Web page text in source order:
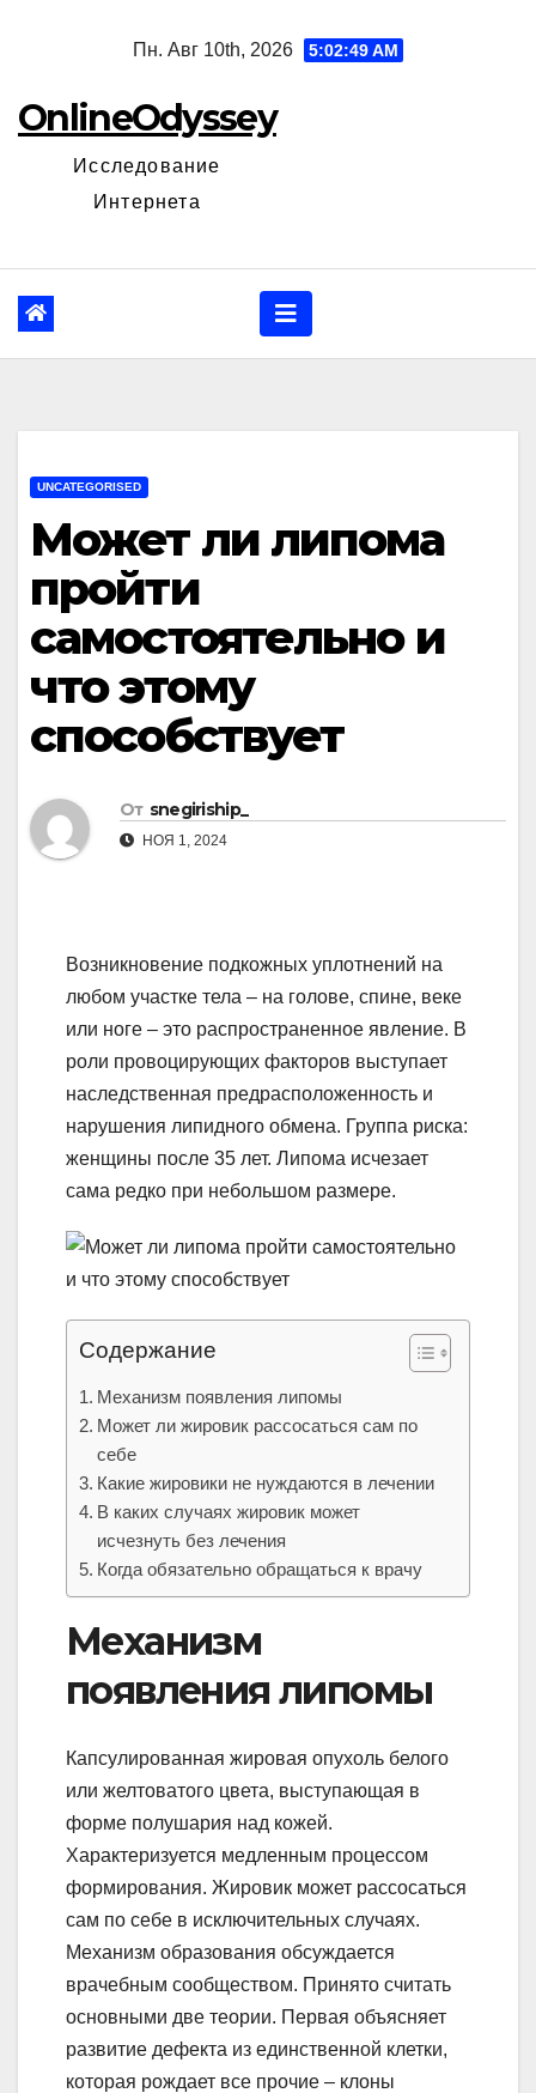
Пн. Авг 10th, 2026 5:02:50 AM
OnlineOdyssey
Исследование
Интернета
UNCATEGORISED
Может ли липома
пройти
самостоятельно и
что этому
способствует
От snegiriship_
НОЯ 1, 2024
Возникновение подкожных уплотнений на
любом участке тела – на голове, спине, веке
или ноге – это распространенное явление. В
роли провоцирующих факторов выступает
наследственная предрасположенность и
нарушения липидного обмена. Группа риска:
женщины после 35 лет. Липома исчезает
сама редко при небольшом размере.
Содержание
Механизм появления липомы
Может ли жировик рассосаться сам по
себе
Какие жировики не нуждаются в лечении
В каких случаях жировик может
исчезнуть без лечения
Когда обязательно обращаться к врачу
Механизм
появления липомы
Капсулированная жировая опухоль белого
или желтоватого цвета, выступающая в
форме полушария над кожей.
Характеризуется медленным процессом
формирования. Жировик может рассосаться
сам по себе в исключительных случаях.
Механизм образования обсуждается
врачебным сообществом. Принято считать
основными две теории. Первая объясняет
развитие дефекта из единственной клетки,
которая рождает все прочие – клоны